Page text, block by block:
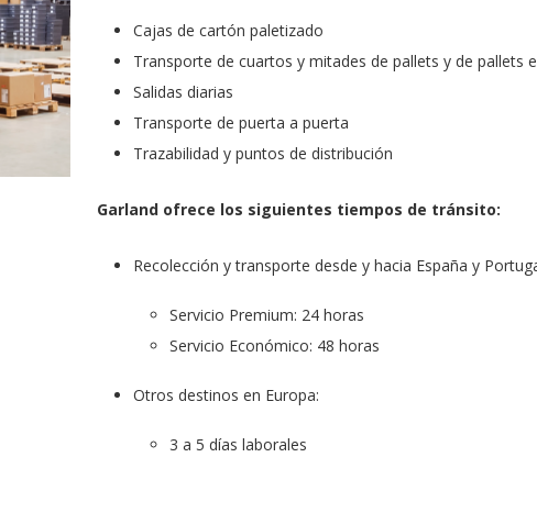
Cajas de cartón paletizado
Transporte de cuartos y mitades de pallets y de pallets
Salidas diarias
Transporte de puerta a puerta
Trazabilidad y puntos de distribución
Garland ofrece los siguientes tiempos de tránsito:
Recolección y transporte desde y hacia España y
Servicio Premium: 24 horas
Servicio Económico: 48 horas
Otros destinos en Europa:
3 a 5 días laborales